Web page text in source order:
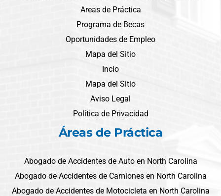
Areas de Práctica
Programa de Becas
Oportunidades de Empleo
Mapa del Sitio
Incio
Mapa del Sitio
Aviso Legal
Política de Privacidad
Áreas de Práctica
Abogado de Accidentes de Auto en North Carolina
Abogado de Accidentes de Camiones en North Carolina
Abogado de Accidentes de Motocicleta en North Carolina